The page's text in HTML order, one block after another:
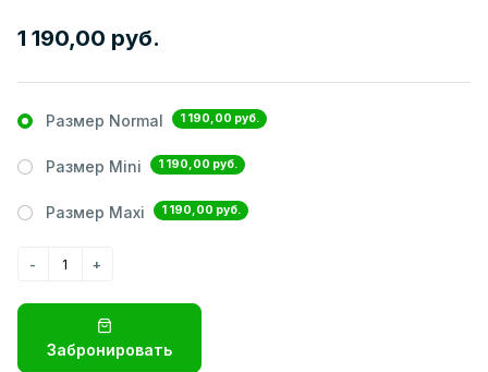
1 190,00 руб.
Размер Normal 1 190,00 руб.
Размер Mini 1 190,00 руб.
Размер Maxi 1 190,00 руб.
Забронировать